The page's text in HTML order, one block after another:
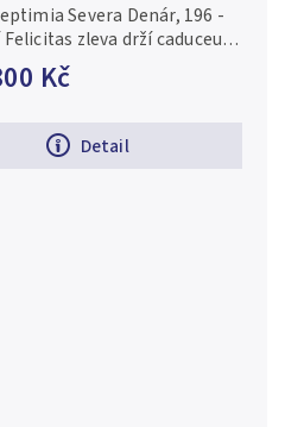
Kč
Detail
Severa Denár, 196 -
Felicitas zleva drží caduceus